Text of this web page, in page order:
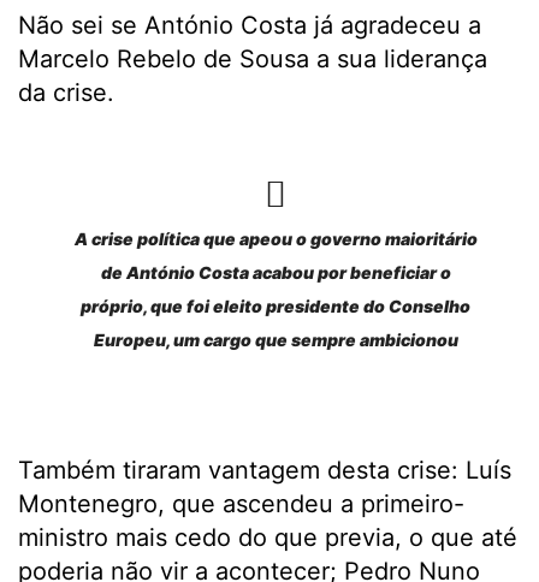
Não sei se António Costa já agradeceu a
Marcelo Rebelo de Sousa a sua liderança
da crise.
A crise política que apeou o governo maioritário
de António Costa acabou por beneficiar o
próprio, que foi eleito presidente do Conselho
Europeu, um cargo que sempre ambicionou
Também tiraram vantagem desta crise: Luís
Montenegro, que ascendeu a primeiro-
ministro mais cedo do que previa, o que até
poderia não vir a acontecer; Pedro Nuno